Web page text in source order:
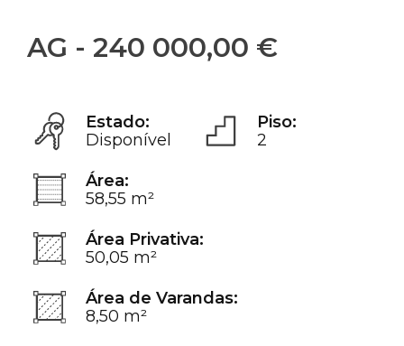
AG - 240 000,00 €
Estado:
Disponível
Piso:
2
Área:
58,55 m²
Área Privativa:
50,05 m²
Área de Varandas:
8,50 m²